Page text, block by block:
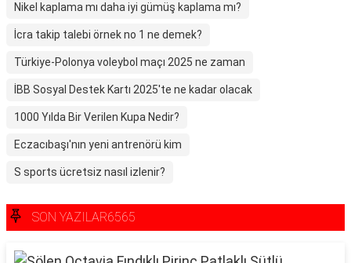
Nikel kaplama mı daha iyi gümüş kaplama mı?
İcra takip talebi örnek no 1 ne demek?
Türkiye-Polonya voleybol maçı 2025 ne zaman
İBB Sosyal Destek Kartı 2025'te ne kadar olacak
1000 Yılda Bir Verilen Kupa Nedir?
Eczacıbaşı'nın yeni antrenörü kim
S sports ücretsiz nasıl izlenir?
SON YAZILAR6565